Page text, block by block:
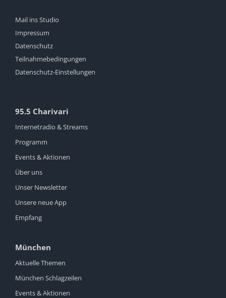
Mail ins Studio
Impressum
Datenschutz
Teilnahmebedingungen
Datenschutz-Einstellungen
95.5 Charivari
Internetradio & Streams
Programm
Events & Aktionen
Über uns
Unser Newsletter
Unsere neue App
Empfang
München
Aktuelle Themen
München Schlagzeilen
Events & Aktionen